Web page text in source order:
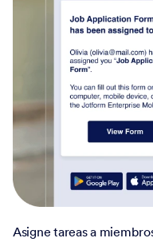
Asigne tareas a